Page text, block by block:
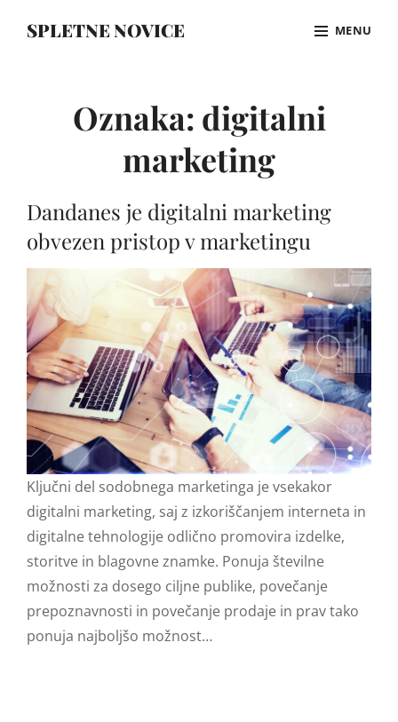
SPLETNE NOVICE MENU
Oznaka: digitalni
marketing
Dandanes je digitalni marketing
obvezen pristop v marketingu
Ključni del sodobnega marketinga je vsekakor
digitalni marketing, saj z izkoriščanjem interneta in
digitalne tehnologije odlično promovira izdelke,
storitve in blagovne znamke. Ponuja številne
možnosti za dosego ciljne publike, povečanje
prepoznavnosti in povečanje prodaje in prav tako
ponuja najboljšo možnost…